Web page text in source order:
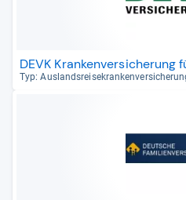
DEVK Krankenversicherung
Typ: